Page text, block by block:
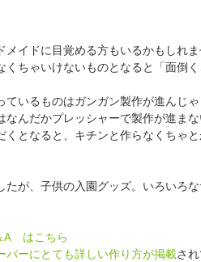
メイドに目覚める方もいるかもしれ
くちゃいけないものとなると「面倒
ているものはガンガン製作が進んじ
なんだかプレッシャーで製作が進ま
くとなると、キチンと作らなくちゃ
たが、子供の入園グッズ。いろいろ
A はこちら
バーにとても詳しい作り方が掲載さ